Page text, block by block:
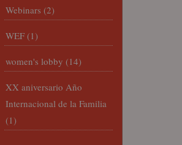
Webinars (2)
WEF (1)
women's lobby (14)
XX aniversario Año
Internacional de la Familia
(1)